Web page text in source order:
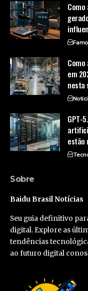
Como
em
nesta
GPT-
estão
Sobre
Baidu Brasil Notícias
Seu guia definitivo
digital. Explore as
tendências
ao futuro digital